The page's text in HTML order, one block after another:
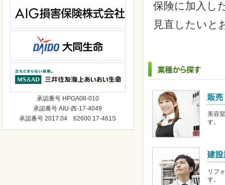
保険に加入し
見直したいと
美容
す。
リフ
す。
承認番号 HPGA08-010
承認番号 AIU-西-17-4049
承認番号 2017.04 62600 17-461S